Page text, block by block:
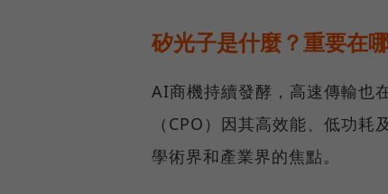
矽光子是什麼？重要在
AI商機持續發酵，高速傳輸也
（CPO）因其高效能、低功
學術界和產業界的焦點。